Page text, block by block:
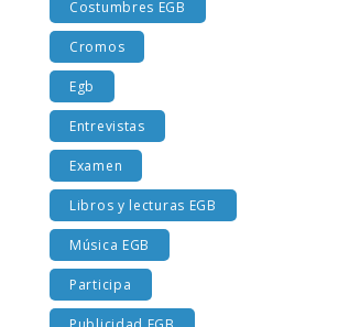
Costumbres EGB
Cromos
Egb
Entrevistas
Examen
Libros y lecturas EGB
Música EGB
Participa